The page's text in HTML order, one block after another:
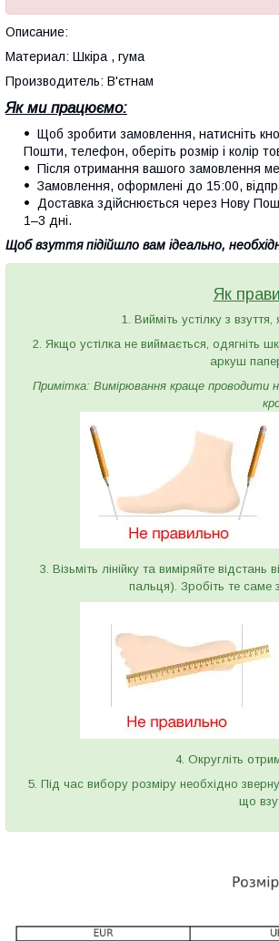
Описание:
Материал: Шкіра , гума
Производитель: В'єтнам
Як ми працюємо:
Щоб зробити замовлення, натисніть
Пошти, телефон, оберіть розмір і колір
Після отримання вашого замовлення
Замовлення, оформлені до 15:00,
Доставка здійснюється через Нову
1–3 дні.
Щоб взуття підійшло вам ідеально,
Як
1. Вийміть устілку з
2. Якщо устілка не виймається, одягніть
аркуш
Примітка: Вимірювання краще проводити
3. Візьміть лінійку та виміряйте
пальця). Зробіть те саме
4. Округліть
5. Під час вибору розміру необхідно
що